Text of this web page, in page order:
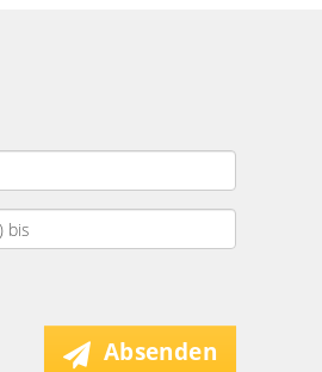
Absenden